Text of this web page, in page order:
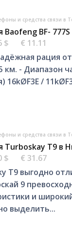
и средства связи в
BF-
$
€ 11.11
рация
км. - Диапазон
16kØF3E /
и средства связи в
Turboskay T9 в
$
€ 31.67
T9 выгодно
9
и
выделить...